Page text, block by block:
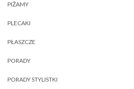
PIŻAMY
PLECAKI
PŁASZCZE
PORADY
PORADY STYLISTKI